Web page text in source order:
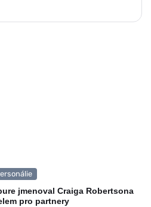
jmenoval Craiga Robertsona
pro partnery